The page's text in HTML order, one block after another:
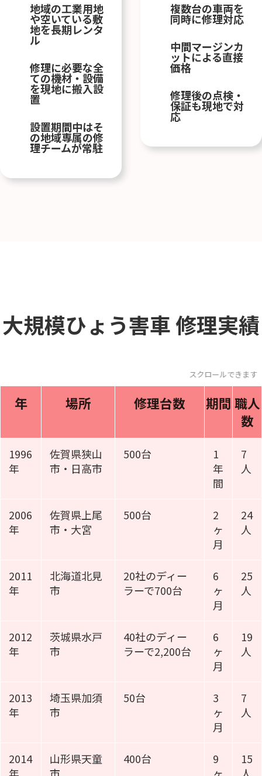
地域の工業用地
や空いている敷
地を長期レンタ
ル
修理に必要な全
ての機材・設備
を現地に搬入設
置
設置期間中はそ
の地域専属の修
理チームが常駐
複数台の車両を
同時に修理対応
中間マージンカ
ットによる直接
価格
修理後の点検・
保証も現地で対
応
大規模ひょう害車修理実績
スクロールできま
年 場所 修理台数 期間 職人
数
1996
年
佐賀県狭山
市・日高市
500台
1
年
間
7
人
2006
年
佐賀県上尾
市・大宮
500台
2
ヶ
月
24
人
2011
年
北海道北見
市
20社のディー
ラーで700台
6
ヶ
月
25
人
2012
年
茨城県水戸
市
40社のディー
ラーで2,200台
6
ヶ
月
19
人
2013
年
埼玉県加須
市
50台
3
ヶ
月
7
人
2014
山形県天童
400台
9
15